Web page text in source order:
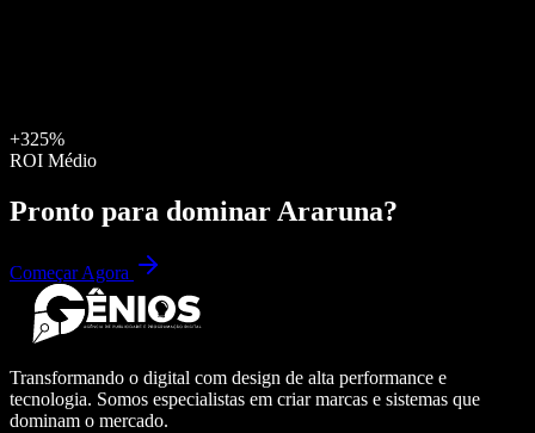
+325%
ROI Médio
Pronto para dominar Araruna?
Começar Agora
Transformando o digital com design de alta performance e
tecnologia. Somos especialistas em criar marcas e sistemas que
dominam o mercado.